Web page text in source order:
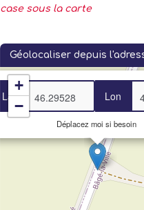
case sous la carte
Géolocaliser depuis
Lat Lon
Déplacez moi si besoin
+
−